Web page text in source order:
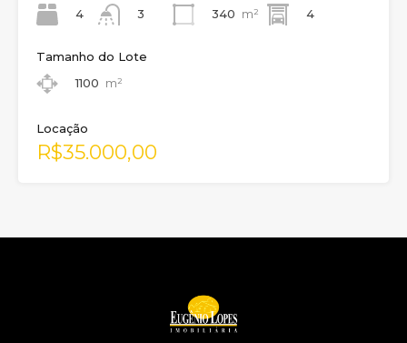
4
3
340 m²
4
Tamanho do Lote
1100 m²
Locação
R$35.000,00